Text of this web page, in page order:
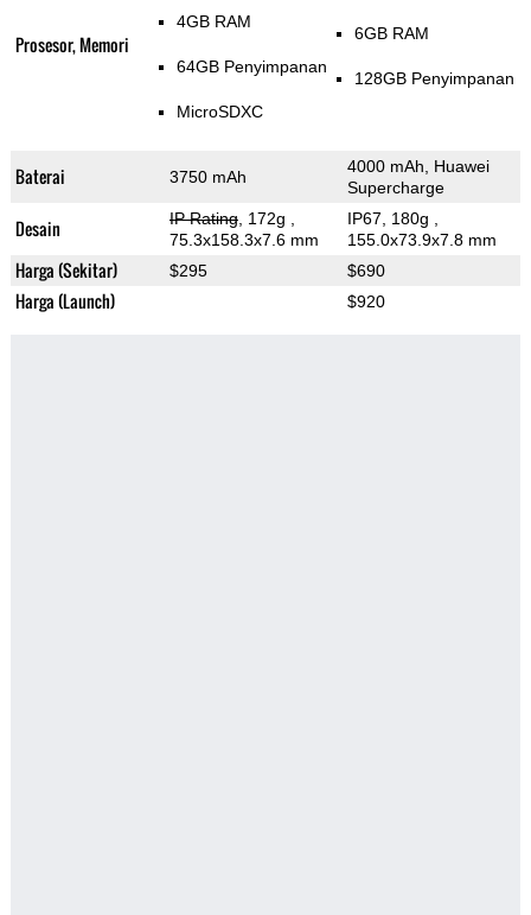
Prosesor, Memori
4GB RAM
64GB Penyimpanan
MicroSDXC
6GB RAM
128GB Penyimpanan
Baterai 3750 mAh
4000 mAh, Huawei
Supercharge
Desain IP Rating, 172g
75.3x158.3x7.6 mm
IP67, 180g
155.0x73.9x7.8 mm
Harga (Sekitar) $295 $690
Harga (Launch) $920